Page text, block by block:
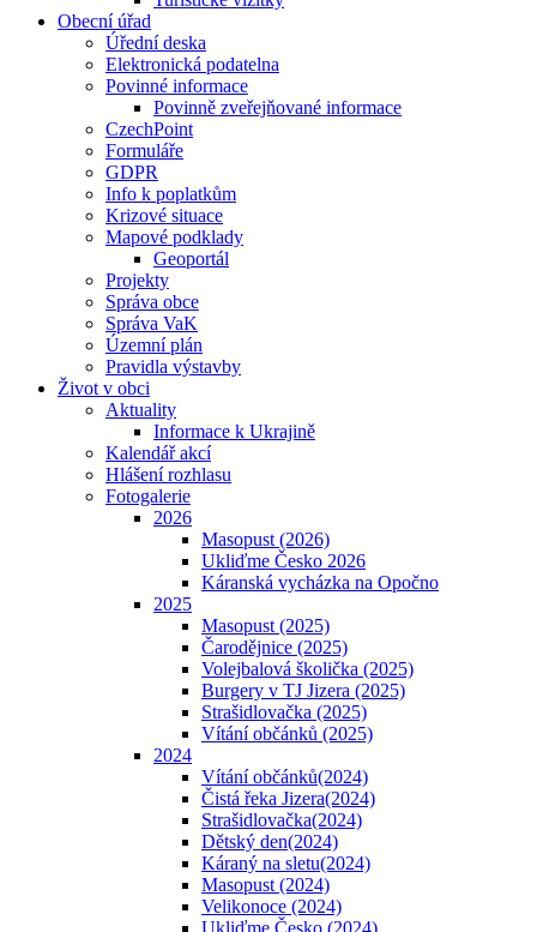
Obecní úřad
Úřední deska
Elektronická podatelna
Povinné informace
Povinně zveřejňované informace
CzechPoint
Formuláře
GDPR
Info k poplatkům
Krizové situace
Mapové podklady
Geoportál
Projekty
Správa obce
Správa VaK
Územní plán
Pravidla výstavby
Život v obci
Aktuality
Informace k Ukrajině
Kalendář akcí
Hlášení rozhlasu
Fotogalerie
2026
Masopust (2026)
Ukliďme Česko 2026
Káranská vycházka na Opočno
2025
Masopust (2025)
Čarodějnice (2025)
Volejbalová školička (2025)
Burgery v TJ Jizera (2025)
Strašidlovačka (2025)
Vítání občánků (2025)
2024
Vítání občánků(2024)
Čistá řeka Jizera(2024)
Strašidlovačka(2024)
Dětský den(2024)
Káraný na sletu(2024)
Masopust (2024)
Velikonoce (2024)
Ukliďme Česko (2024)